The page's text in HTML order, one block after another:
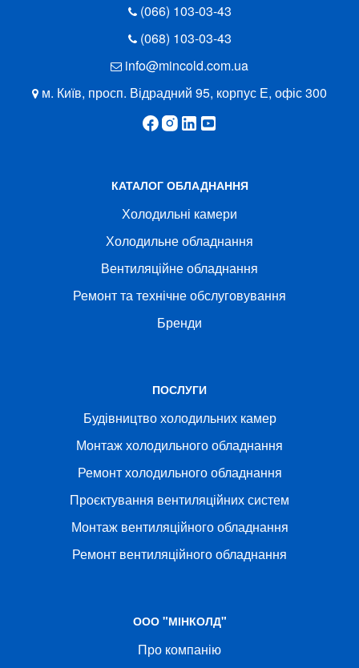
(066) 103-03-43
(068) 103-03-43
info@mincold.com.ua
м. Київ, просп. Відрадний 95, корпус Е, офіс 300
КАТАЛОГ ОБЛАДНАННЯ
Холодильні камери
Холодильне обладнання
Вентиляційне обладнання
Ремонт та технічне обслуговування
Бренди
ПОСЛУГИ
Будівництво холодильних камер
Монтаж холодильного обладнання
Ремонт холодильного обладнання
Проєктування вентиляційних систем
Монтаж вентиляційного обладнання
Ремонт вентиляційного обладнання
ООО "МІНКОЛД"
Про компанію